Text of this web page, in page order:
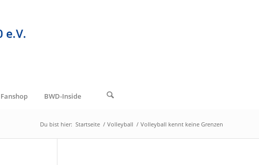
Fanshop BWD-Inside
Du bist hier: Startseite / Volleyball / Volleyball kennt keine Grenzen